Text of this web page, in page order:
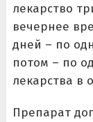
лекарство
вечернее
дней – по
потом – по
лекарства в
Препарат